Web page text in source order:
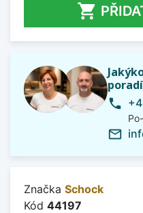

phone
mail_outline
Značka Schock
Kód 44197